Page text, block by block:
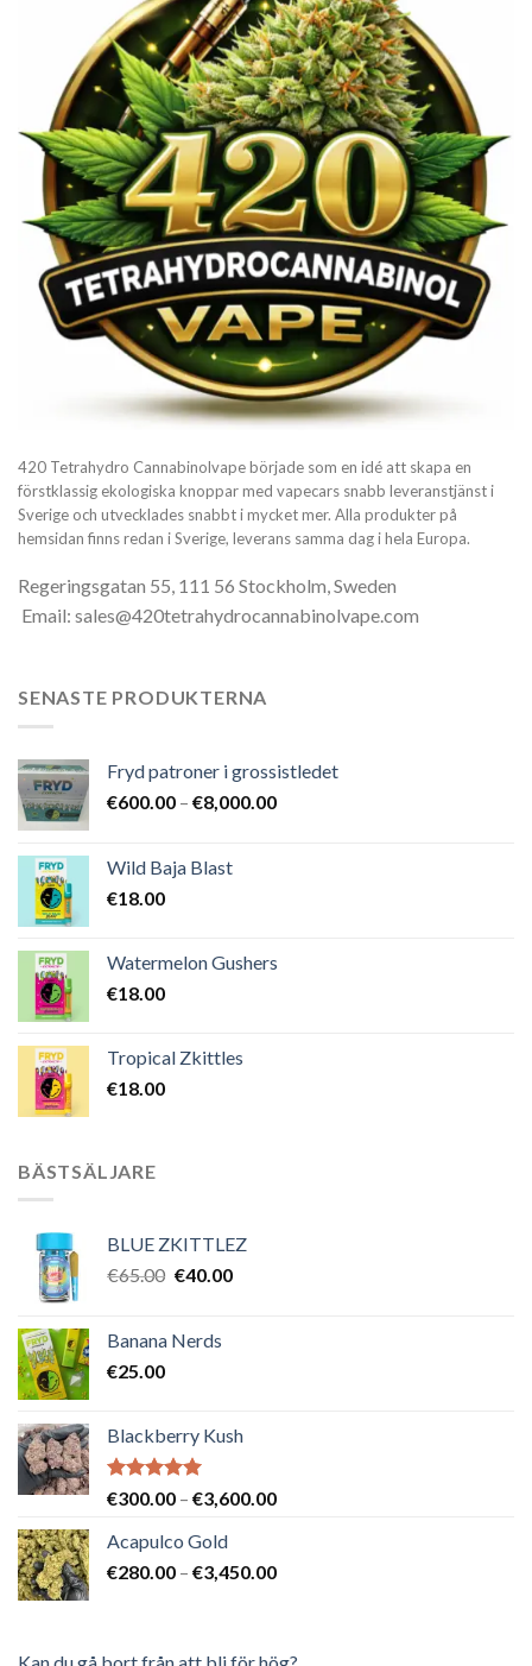
420 Tetrahydro Cannabinolvape började som en idé att skapa en
förstklassig ekologiska knoppar med vapecars snabb leveranstjänst i
Sverige och utvecklades snabbt i mycket mer. Alla produkter på
hemsidan finns redan i Sverige, leverans samma dag i hela Europa.
Regeringsgatan 55, 111 56 Stockholm, Sweden
Email: sales@420tetrahydrocannabinolvape.com
SENASTE PRODUKTERNA
Fryd patroner i grossistledet
€600.00 – €8,000.00Prisintervall:
Wild Baja Blast
€18.00
Watermelon Gushers
€18.00
Tropical Zkittles
€18.00
BÄSTSÄLJARE
BLUE ZKITTLEZ
€65.00 Det
var:
€40.00Det
Banana Nerds
€25.00
Blackberry Kush
Betygsatt
€300.00 – €3,600.00Prisintervall:
€3,600.00
Acapulco Gold
€280.00 – €3,450.00Prisintervall: